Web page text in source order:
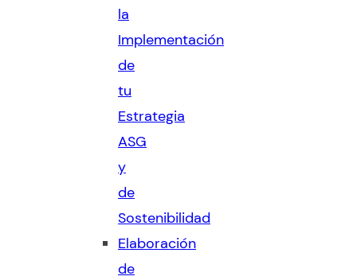
la
Implementación
de
tu
Estrategia
ASG
y
de
Sostenibilidad
Elaboración
de